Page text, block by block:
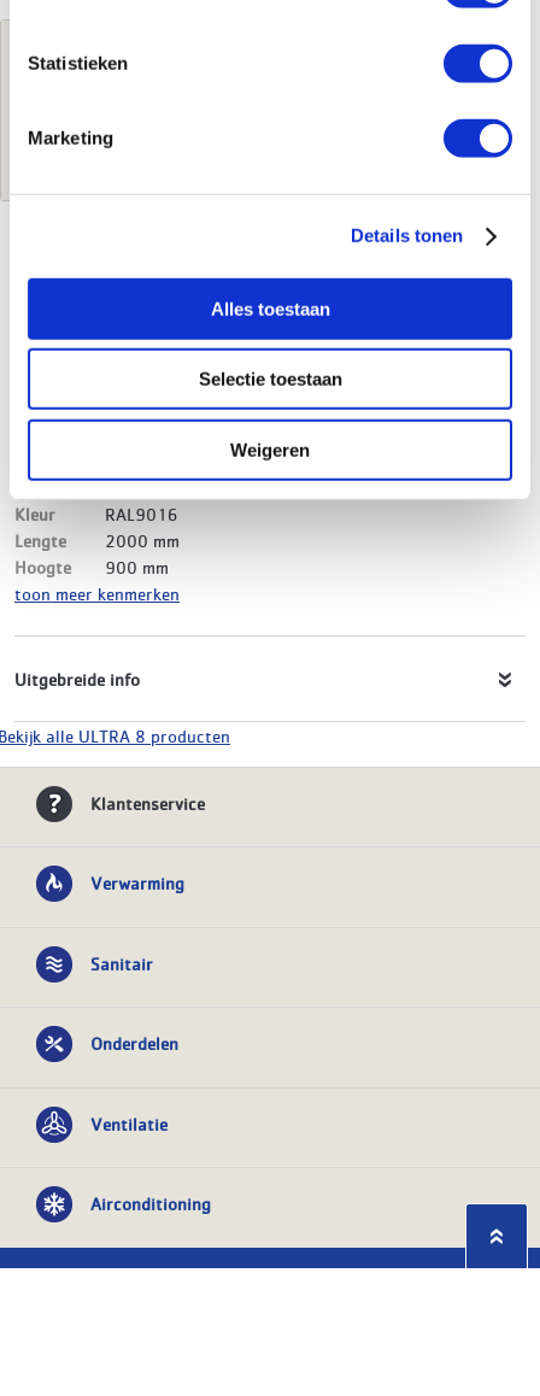
Statistieken
Marketing
Details tonen
Alles toestaan
Selectie toestaan
Weigeren
Jouw brutoprijs
Log in voor jouw prijs
Kenmerken
EAN-Code
8719999021683
Paneelradiator
Serie
ULTRA 8 Vlak
Materiaal
Staal
Kleur
RAL9016
Lengte
2000 mm
Hoogte
900 mm
toon meer kenmerken
Uitgebreide info
alle ULTRA 8 producten
Klantenservice
Verwarming
Sanitair
Onderdelen
Ventilatie
Airconditioning